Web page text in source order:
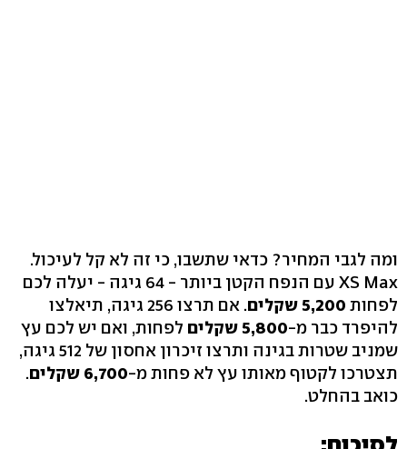
ומה לגבי המחיר? כדאי שתשבו, כי זה לא קל לעיכול.
XS Max עם הנפח הקטן ביותר - 64 גיגה - יעלה לכם
לפחות 5,200 שקלים
. אם תרצו 256 גיגה, תיאלצו
להיפרד כבר מ-5,800 שקלים
לפחות, ואם יש לכם עץ
שמניב שטרות בגינה ותרצו זיכרון אחסון של 512 גיגה,
תצטרכו לקטוף מאותו עץ לא פחות מ-6,700 שקלים
.
כואב בהחלט.